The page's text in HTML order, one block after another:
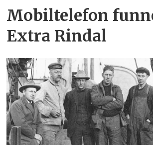
Mobiltelefon
Extra Rindal